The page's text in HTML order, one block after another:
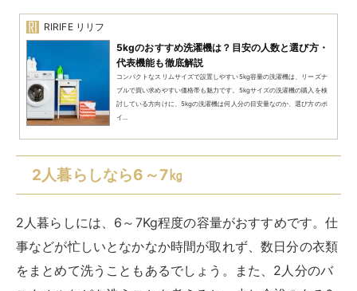
ています。縦型・ドラム式共にご紹介しているので、あ
わせてご覧ください。
RIRIFE リリフ
7㎏のおすすめ洗濯機を縦型・ドラム式別に紹
介！選び方や特徴も解説
検討している方は、洗濯機の容量に悩んでいるのではないでしょうか。
大...
3～4人の家族なら8㎏以上
子供がいる家庭など、3～4人の家族には、容量8Kg以上